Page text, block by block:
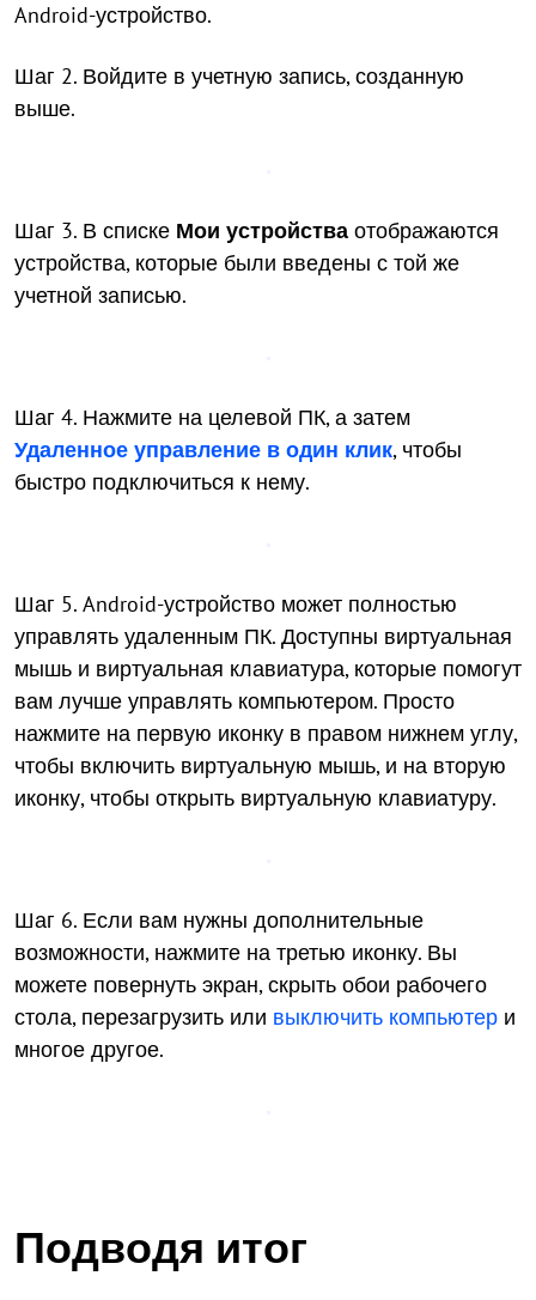
Android-устройство.
Шаг 2. Войдите в учетную запись, созданную
выше.
Шаг 3. В списке Мои устройства отображаются
устройства, которые были введены с той же
учетной записью.
Шаг 4. Нажмите на целевой ПК, а затем
Удаленное управление в один клик, чтобы
быстро подключиться к нему.
Шаг 5. Android-устройство может полностью
управлять удаленным ПК. Доступны виртуальная
мышь и виртуальная клавиатура, которые помогут
вам лучше управлять компьютером. Просто
нажмите на первую иконку в правом нижнем углу,
чтобы включить виртуальную мышь, и на вторую
иконку, чтобы открыть виртуальную клавиатуру.
Шаг 6. Если вам нужны дополнительные
возможности, нажмите на третью иконку. Вы
можете повернуть экран, скрыть обои рабочего
стола, перезагрузить или выключить компьютер и
многое другое.
Подводя итог